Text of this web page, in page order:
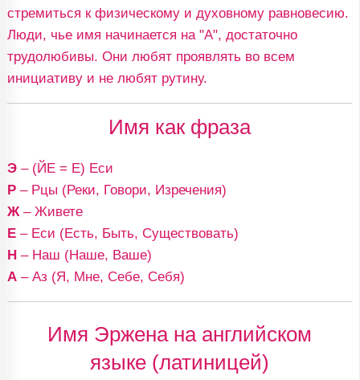
стремиться к физическому и духовному равновесию.
Люди, чье имя начинается на "А", достаточно
трудолюбивы. Они любят проявлять во всем
инициативу и не любят рутину.
Имя как фраза
Э– (ЙЕ = Е) Еси
Р– Рцы (Реки, Говори, Изречения)
Ж– Живете
Е– Еси (Есть, Быть, Существовать)
Н– Наш (Наше, Ваше)
А– Аз (Я, Мне, Себе, Себя)
Имя Эржена на английском
языке (латиницей)